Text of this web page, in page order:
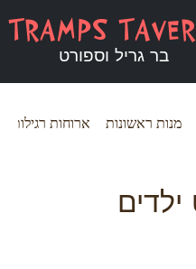
TRAMPS
בר גריל וספורט
מנות ראשונות ארוחות רגילות